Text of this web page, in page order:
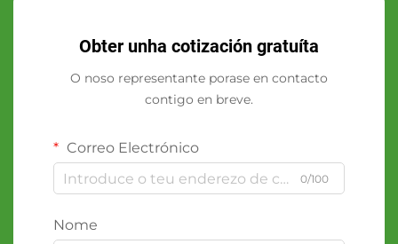
Obter unha cotización gratuíta
O noso representante porase en contacto
contigo en breve.
Correo Electrónico
0/100
Nome